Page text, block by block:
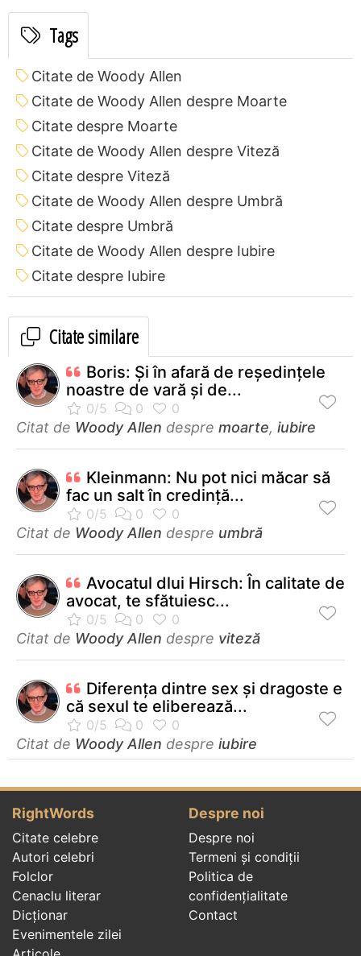
Tags
Citate de Woody Allen
Citate de Woody Allen despre Moarte
Citate despre Moarte
Citate de Woody Allen despre Viteză
Citate despre Viteză
Citate de Woody Allen despre Umbră
Citate despre Umbră
Citate de Woody Allen despre Iubire
Citate despre Iubire
Citate similare
Boris: Şi în afară de reşedinţele
noastre de vară şi de...
Citat de Woody Allen despre moarte, iubire
Kleinmann: Nu pot nici măcar să
fac un salt în credinţă...
Citat de Woody Allen despre umbră
Avocatul dlui Hirsch: În calitate de
avocat, te sfătuiesc...
Citat de Woody Allen despre viteză
Diferenţa dintre sex şi dragoste e
că sexul te eliberează...
Citat de Woody Allen despre iubire
RightWords
Citate celebre
Autori celebri
Folclor
Cenaclu literar
Dicționar
Evenimentele zilei
Despre noi
Despre noi
Termeni și condiții
Politica de
confidenţialitate
Contact